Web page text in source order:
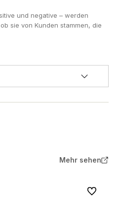
und negative – werden
sie von Kunden stammen, die
Mehr sehen
Zu